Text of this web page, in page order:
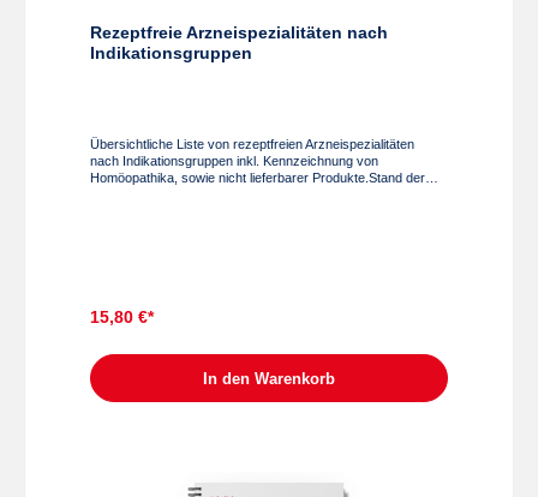
Rezeptfreie Arzneispezialitäten nach
Indikationsgruppen
Übersichtliche Liste von rezeptfreien Arzneispezialitäten
nach Indikationsgruppen inkl. Kennzeichnung von
Homöopathika, sowie nicht lieferbarer Produkte.Stand der
15,80 €*
In den Warenkorb